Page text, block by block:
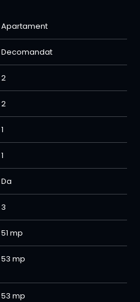
ipotecar,
cu Home Imobiliare și
într-un apartament
Apartament
Decomandat
2
2
1
1
Da
3
51 mp
53 mp
53 mp